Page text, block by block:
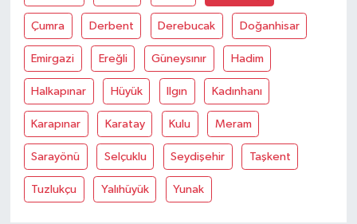
Çumra Derbent Derebucak Doğanhisar
Emirgazi Ereğli Güneysınır Hadim
Halkapınar Hüyük Ilgın Kadınhanı
Karapınar Karatay Kulu Meram
Sarayönü Selçuklu Seydişehir Taşkent
Tuzlukçu Yalıhüyük Yunak